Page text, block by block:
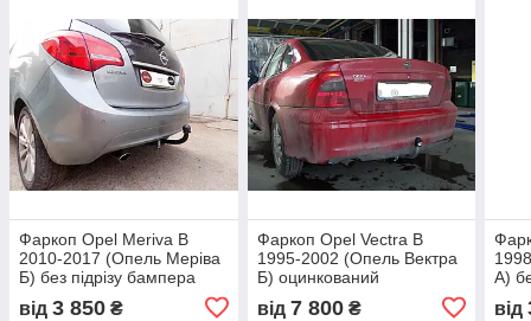
Фаркоп Opel Meriva B
2010-2017 (Опель Меріва
Б) без підрізу бампера
від 3 850 ₴
Фаркоп Opel Vectra B
1995-2002 (Опель Вектра
Б) оцинкований
від 7 800₴
А)
від